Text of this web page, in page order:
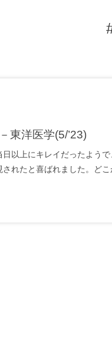
東洋医学(5/’23)
以上にキレイだったよう
されたと喜ばれました。ど